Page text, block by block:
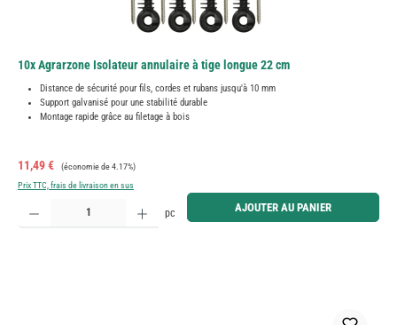
10x Agrarzone Isolateur annulaire à tige longue 22 cm
Distance de sécurité pour fils, cordes et rubans jusqu'à 10 mm
Support galvanisé pour une stabilité durable
Montage rapide grâce au filetage à bois
Prix de vente :
11,49 € Prix régulier :
(économie de 4.17%)
Prix TTC, frais de livraison en sus
Quantité de produit : Entrez la quantité souhaitée ou utilisez les boutons pour augmenter ou
pc AJOUTER AU PANIER